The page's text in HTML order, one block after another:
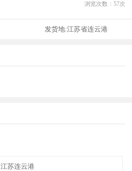
浏览次数： 57次
发货地:江苏省连云港
江苏连云港